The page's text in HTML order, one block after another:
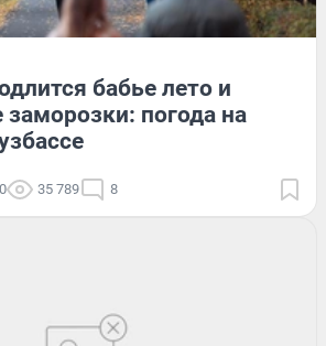
бабье лето и
заморозки: погода на
35 789 8